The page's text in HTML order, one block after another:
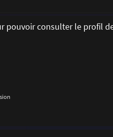
pouvoir consulter le profil